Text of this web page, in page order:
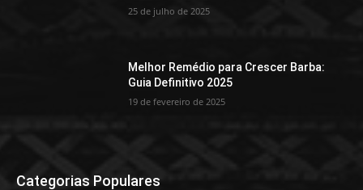
25 de julho de 2025
Melhor Remédio para Crescer Barba:
Guia Definitivo 2025
19 de fevereiro de 2025
Categorias Populares